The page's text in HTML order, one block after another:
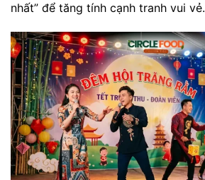
nhất” để tăng tính cạnh tranh vui vẻ.